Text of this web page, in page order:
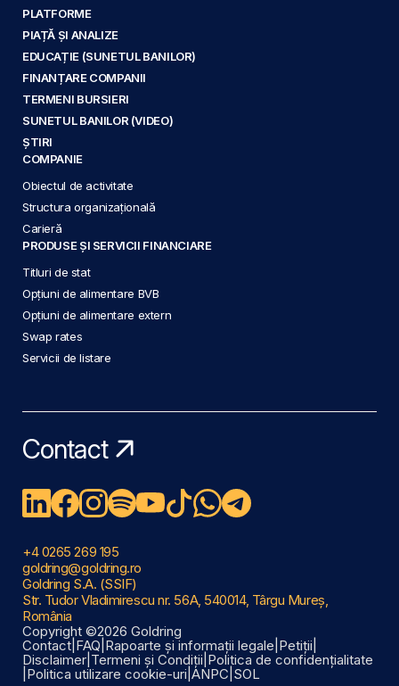
PLATFORME
PIAȚĂ ȘI ANALIZE
EDUCAȚIE (SUNETUL BANILOR)
FINANȚARE COMPANII
TERMENI BURSIERI
SUNETUL BANILOR (VIDEO)
ȘTIRI
COMPANIE
Obiectul de activitate
Structura organizațională
Carieră
PRODUSE ȘI SERVICII FINANCIARE
Titluri de stat
Opțiuni de alimentare BVB
Opțiuni de alimentare extern
Swap rates
Servicii de listare
Contact
+4 0265 269 195
goldring@goldring.ro
Goldring S.A. (SSIF)
Str. Tudor Vladimirescu nr. 56A, 540014, Târgu Mureș,
România
Copyright ©2026 Goldring
Contact FAQ Rapoarte și informații legale Petiții
Disclaimer Termeni și Condiții Politica de confidențialitate
Politica utilizare cookie-uri ANPC SOL